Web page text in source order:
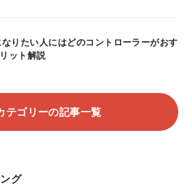
なりたい人にはどのコントローラーがおす
ット解説
テゴリーの記事一覧
グ